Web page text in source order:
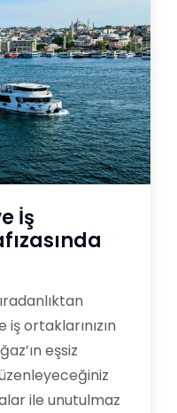
İş
iş ortaklarınızın
eşsiz
ile unutulmaz